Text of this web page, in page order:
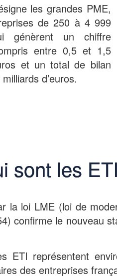
les grandes PME,
de 250 à 4 999
génèrent un chiffre
entre 0,5 et 1,5
et un total de bilan
d’euros.
sont les
la loi LME (loi de
confirme le nouveau
ETI représentent
des entreprises